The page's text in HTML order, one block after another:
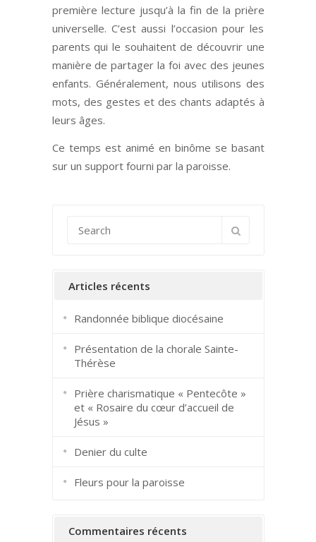
première lecture jusqu’à la fin de la prière
universelle. C’est aussi l’occasion pour les
parents qui le souhaitent de découvrir une
manière de partager la foi avec des jeunes
enfants. Généralement, nous utilisons des
mots, des gestes et des chants adaptés à
leurs âges.
Ce temps est animé en binôme se basant
sur un support fourni par la paroisse.
Articles récents
Randonnée biblique diocésaine
Présentation de la chorale Sainte-
Thérèse
Prière charismatique « Pentecôte »
et « Rosaire du cœur d’accueil de
Jésus »
Denier du culte
Fleurs pour la paroisse
Commentaires récents